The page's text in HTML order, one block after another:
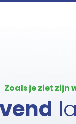
Zoals je ziet zijn